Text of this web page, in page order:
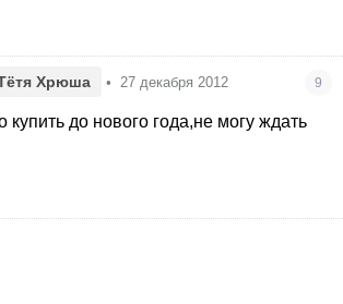
Хрюша • 27 декабря 2012 9
купить до нового года,не могу ждать